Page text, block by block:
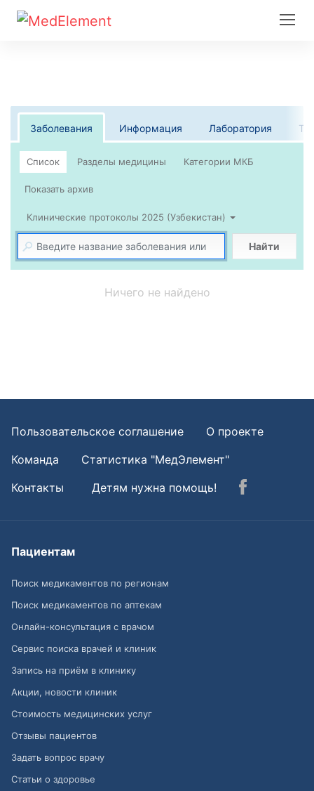
Заболевания Информация Лаборатория
Список
Клинические протоколы 2025 (Узбекистан)
Найти
Ничего не найдено
Пользовательское соглашение
О проекте
Команда
Статистика "МедЭлемент"
Контакты
Детям нужна помощь!
Пациентам
Поиск медикаментов по регионам
Поиск медикаментов по аптекам
Онлайн-консультация с врачом
Сервис поиска врачей и клиник
Запись на приём в клинику
Акции, новости клиник
Стоимость медицинских услуг
Отзывы пациентов
Задать вопрос врачу
Статьи о здоровье